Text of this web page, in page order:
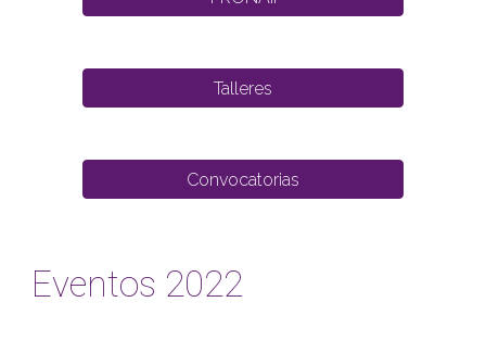
Talleres
Convocatorias
Eventos 2022